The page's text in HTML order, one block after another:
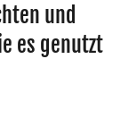
und
es genutzt